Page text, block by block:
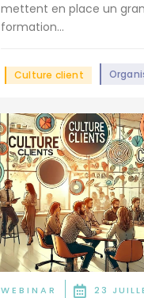
mettent en place un
formation...
Culture client
WEBINAR 23